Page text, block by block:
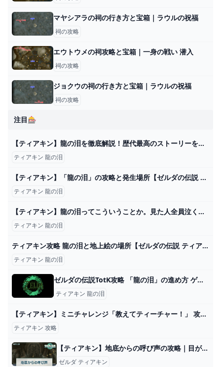
マヤシアラの祠の行き方と宝箱｜ラウルの祝福
祠の攻略
エウトウメの祠攻略と宝箱｜一身の戦い 潜入
祠の攻略
ジョクウの祠の行き方と宝箱｜ラウルの祝福
祠の攻略
注目🎰
【ティアキン】龍の泪を徹底解説！歴代最高のストーリーを語る - YouTube
ティアキン 龍の泪
【ティアキン】「龍の泪」の攻略と発生場所【ゼルダの伝説 ティアーズオブザキングダム】 昇遊GAME
ティアキン 龍の泪
【ティアキン】龍の泪ってこういうことか。見た人全員泣くでしょ…#17【ゼルダの伝説ティアーズオブザキングダム】 - YouTube
ティアキン 龍の泪
ティアキン攻略 龍の泪と地上絵の場所【ゼルダの伝説 ティアーズオブザキングダム】
ティアキン 龍の泪
ゼルダの伝説TotK攻略 「龍の泪」の進め方 ゲームセカイ
ティアキン 龍の泪
【ティアキン】ミニチャレンジ「教えてティーチャー！」 攻略【ゼルダの伝説】 - YouTube
ティアキン 攻略
【ティアキン】地底からの呼び声の攻略｜目が無い時の対処法【ゼルダの伝説ティアーズオブザキングダム】 - 神ゲー攻略
ゼルダ ティアキン